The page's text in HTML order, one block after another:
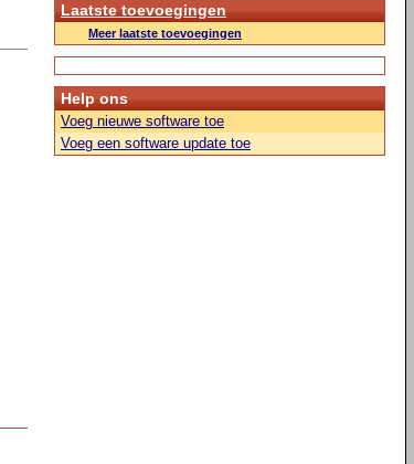
Laatste toevoegingen
Meer laatste toevoegingen
Help ons
Voeg nieuwe software toe
Voeg een software update toe